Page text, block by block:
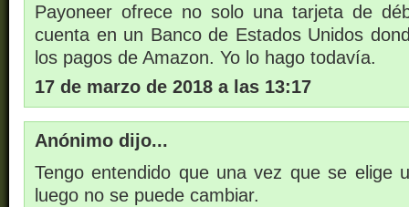
Payoneer ofrece no solo una tarjeta de
cuenta en un Banco de Estados Unidos
los pagos de Amazon. Yo lo hago todavía.
17 de marzo de 2018 a las 13:17
Anónimo dijo...
Tengo entendido que una vez que se elige
luego no se puede cambiar.